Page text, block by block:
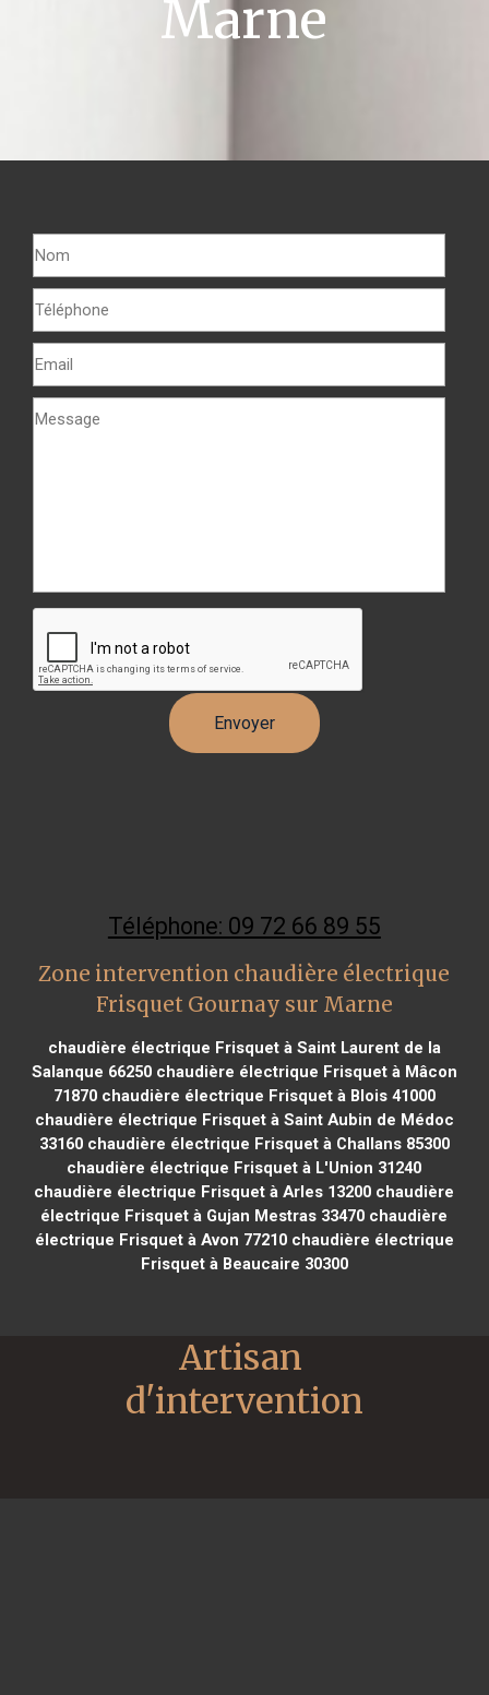
Marne
Téléphone: 09 72 66 89 55
Zone intervention chaudière électrique
Frisquet Gournay sur Marne
chaudière électrique Frisquet à Saint Laurent de la
Salanque 66250chaudière électrique Frisquet à Mâcon
71870chaudière électrique Frisquet à Blois 41000
chaudière électrique Frisquet à Saint Aubin de Médoc
33160chaudière électrique Frisquet à Challans 85300
chaudière électrique Frisquet à L'Union 31240
chaudière électrique Frisquet à Arles 13200 chaudière
électrique Frisquet à Gujan Mestras 33470 chaudière
électrique Frisquet à Avon 77210chaudière électrique
Frisquet à Beaucaire 30300
Artisan
d'intervention